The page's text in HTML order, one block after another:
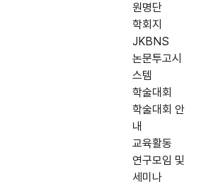
원명단
학회지
JKBNS
논문투고시
스템
학술대회
학술대회 안
내
교육활동
연구모임 및
세미나